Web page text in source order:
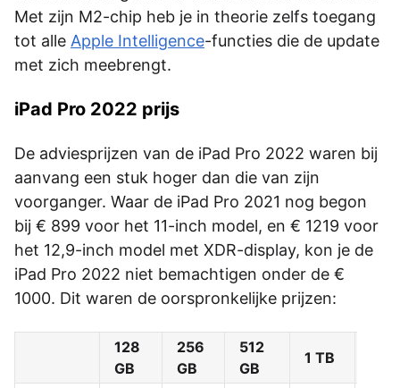
Met zijn M2-chip heb je in theorie zelfs toegang
tot alle Apple Intelligence-functies die de update
met zich meebrengt.
iPad Pro 2022 prijs
De adviesprijzen van de iPad Pro 2022 waren bij
aanvang een stuk hoger dan die van zijn
voorganger. Waar de iPad Pro 2021 nog begon
bij € 899 voor het 11-inch model, en € 1219 voor
het 12,9-inch model met XDR-display, kon je de
iPad Pro 2022 niet bemachtigen onder de €
1000. Dit waren de oorspronkelijke prijzen:
128
GB
256
GB
512
GB
1 TB